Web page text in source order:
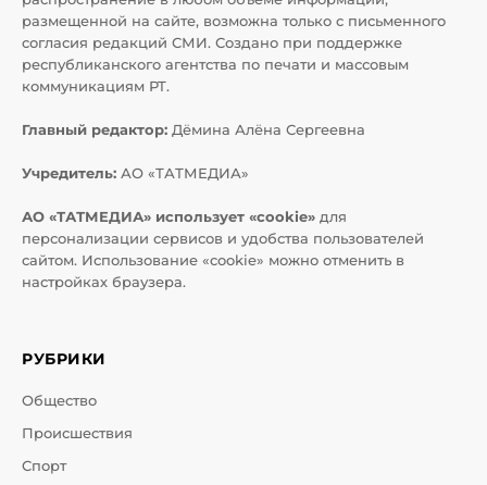
размещенной на сайте, возможна только с письменного
согласия редакций СМИ. Создано при поддержке
республиканского агентства по печати и массовым
коммуникациям РТ.
Главный редактор: Дёмина Алёна Сергеевна
Учредитель: АО «ТАТМЕДИА»
АО «ТАТМЕДИА» использует «cookie» для
персонализации сервисов и удобства пользователей
сайтом. Использование «cookie» можно отменить в
настройках браузера.
РУБРИКИ
Общество
Происшествия
Спорт